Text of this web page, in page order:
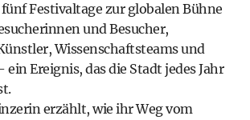
Festivaltage zur globalen Bühne
und Besucher,
Wissenschaftsteams und
Ereignis, das die Stadt jedes Jahr
erzählt, wie ihr Weg vom